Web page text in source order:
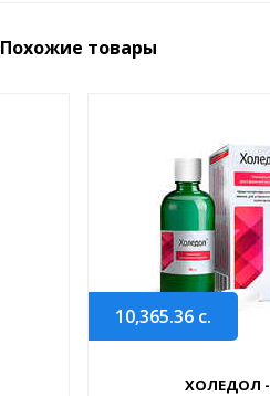
Похожие товары
10,365.36 с.
ХОЛЕДОЛ -